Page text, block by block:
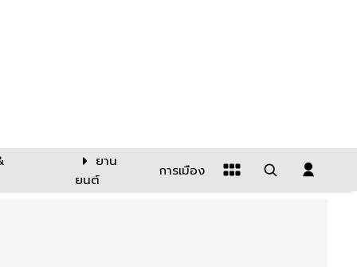
ยาน
ยนต์
การเมือง